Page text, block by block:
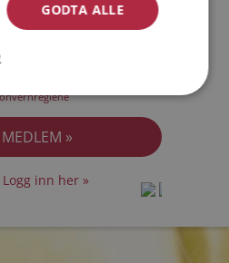
inn her »
GODTA ALLE